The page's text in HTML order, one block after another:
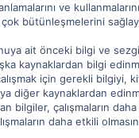
ve
bütünleşmelerini
ait önceki bilgi ve
kaynaklardan bilgi
için gerekli bilgiyi,
diğer kaynaklardan
bilgiler, çalışmaların
daha etkili